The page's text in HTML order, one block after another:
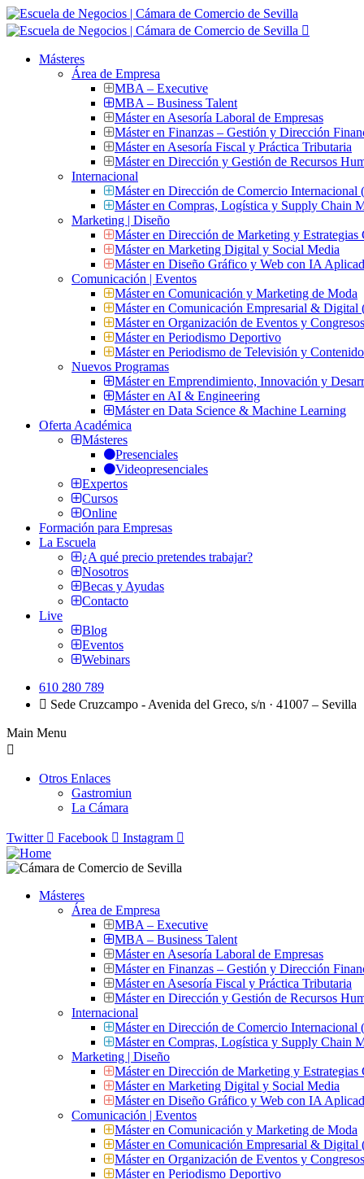
Másteres
Área de Empresa
MBA – Executive
MBA – Business Talent
Máster en Asesoría Laboral de Empresas
Máster en Finanzas – Gestión y Dirección
Máster en Asesoría Fiscal y Práctica Tributaria
Máster en Dirección y Gestión de Recursos
Internacional
Máster en Dirección de Comercio
Máster en Compras, Logística y Supply Chain
Marketing | Diseño
Máster en Dirección de Marketing y Estrategias
Máster en Marketing Digital y Social Media
Máster en Diseño Gráfico y Web con IA
Comunicación | Eventos
Máster en Comunicación y Marketing de Moda
Máster en Comunicación Empresarial &
Máster en Organización de Eventos y
Máster en Periodismo Deportivo
Máster en Periodismo de Televisión y
Nuevos Programas
Máster en Emprendimiento, Innovación y
Máster en AI & Engineering
Máster en Data Science & Machine Learning
Oferta Académica
Másteres
Presenciales
Videopresenciales
Expertos
Cursos
Online
Formación para Empresas
La Escuela
¿A qué precio pretendes trabajar?
Nosotros
Becas y Ayudas
Contacto
Live
Blog
Eventos
Webinars
610 280 789
Sede Cruzcampo - Avenida del Greco, s/n · 41007 – Sevilla
Main Menu
Otros Enlaces
Gastromiun
La Cámara
Twitter Facebook Instagram
Másteres
Área de Empresa
MBA – Executive
MBA – Business Talent
Máster en Asesoría Laboral de Empresas
Máster en Finanzas – Gestión y Dirección
Máster en Asesoría Fiscal y Práctica Tributaria
Máster en Dirección y Gestión de Recursos
Internacional
Máster en Dirección de Comercio
Máster en Compras, Logística y Supply Chain
Marketing | Diseño
Máster en Dirección de Marketing y Estrategias
Máster en Marketing Digital y Social Media
Máster en Diseño Gráfico y Web con IA
Comunicación | Eventos
Máster en Comunicación y Marketing de Moda
Máster en Comunicación Empresarial &
Máster en Organización de Eventos y
Máster en Periodismo Deportivo